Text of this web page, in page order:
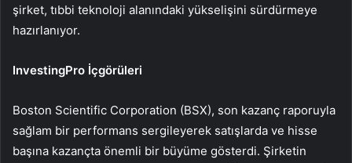
şirket, tıbbi teknoloji alanındaki yükselişini sürdürmeye
hazırlanıyor.
InvestingPro İçgörüleri
Boston Scientific Corporation (BSX), son kazanç raporuyla
sağlam bir performans sergileyerek satışlarda ve hisse
başına kazançta önemli bir büyüme gösterdi. Şirketin